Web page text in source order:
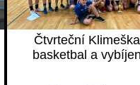
Čtvrteční
basketbal a